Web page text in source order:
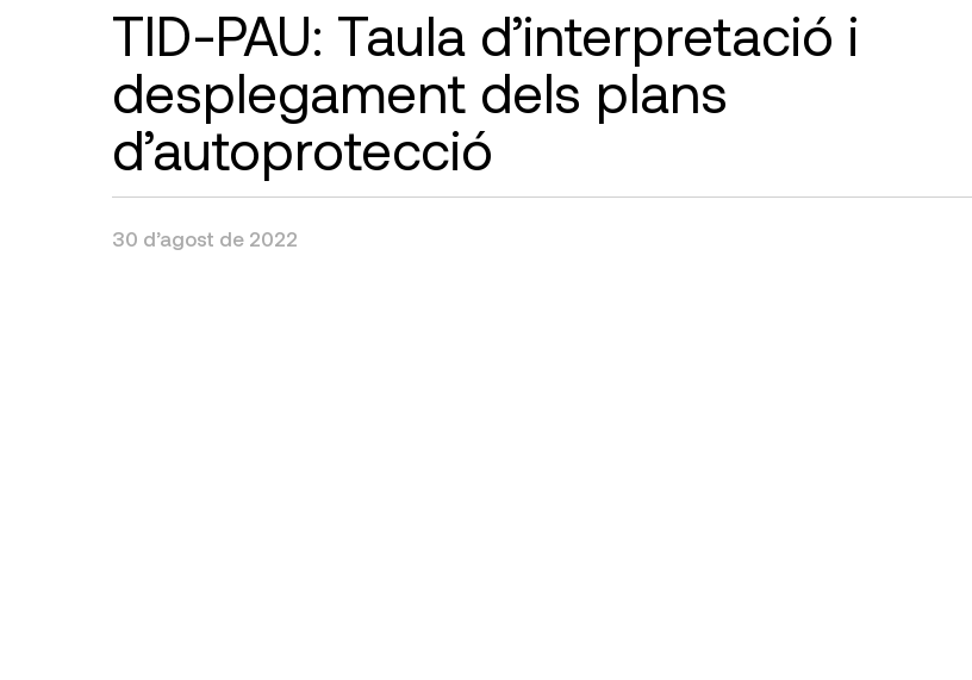
TID-PAU: Taula d’interpretació i
desplegament dels plans
d’autoprotecció
30 d’agost de 2022